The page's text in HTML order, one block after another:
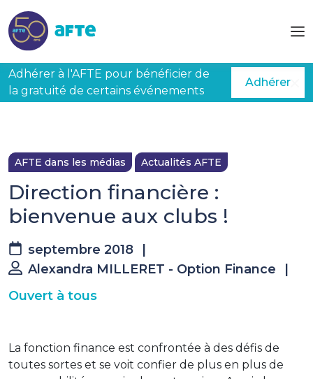
Adhérer à l'AFTE pour bénéficier de
la gratuité de certains événements
Adhérer
AFTE dans les médias Actualités AFTE
Direction financière :
bienvenue aux clubs !
septembre 2018
Alexandra MILLERET - Option Finance
Ouvert à tous
La fonction finance est confrontée à des défis de
toutes sortes et se voit confier de plus en plus de